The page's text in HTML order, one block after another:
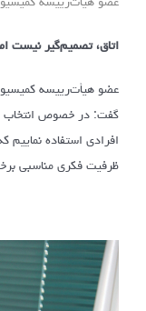
اتاق، تصمیم‌گیر نیست
عضو هیأت‌رییسه
گفت: در خصوص انتخاب
افرادی استفاده
ظرفیت فکری مناسبی